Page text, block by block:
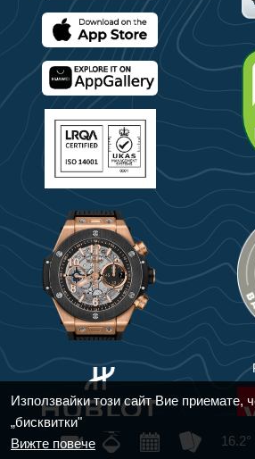
16.2°
Използвайки този сайт Вие приемате,
„бисквитки"
Вижте повече